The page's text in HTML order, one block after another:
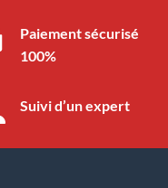
Paiement sécurisé
100%
Suivi d’un expert